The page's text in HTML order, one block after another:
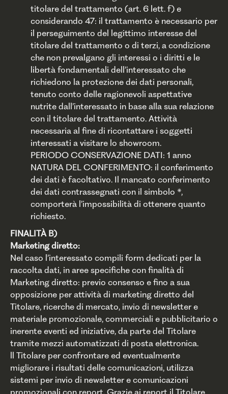
titolare del trattamento (art. 6 lett. f) e
considerando 47: il trattamento è necessario per
il perseguimento del legittimo interesse del
titolare del trattamento o di terzi, a condizione
che non prevalgano gli interessi o i diritti e le
libertà fondamentali dell’interessato che
richiedono la protezione dei dati personali,
tenuto conto delle ragionevoli aspettative
nutrite dall’interessato in base alla sua relazione
con il titolare del trattamento. Attività
necessaria al fine di ricontattare i soggetti
interessati a visitare lo showroom.
PERIODO CONSERVAZIONE DATI: 1 anno
NATURA DEL CONFERIMENTO: il conferimento
dei dati è facoltativo. Il mancato conferimento
dei dati contrassegnati con il simbolo *,
comporterà l’impossibilità di ottenere quanto
richiesto.
FINALITÀ B)
Marketing diretto:
Nel caso l’interessato compili form dedicati per la
raccolta dati, in aree specifiche con finalità di
Marketing diretto: previo consenso e fino a sua
opposizione per attività di marketing diretto del
Titolare, ricerche di mercato, invio di newsletter e
materiale promozionale, commerciali e pubblicitario o
inerente eventi ed iniziative, da parte del Titolare
tramite mezzi automatizzati di posta elettronica.
ll Titolare per confrontare ed eventualmente
migliorare i risultati delle comunicazioni, utilizza
sistemi per invio di newsletter e comunicazioni
promozionali con report. Grazie ai report il Titolare